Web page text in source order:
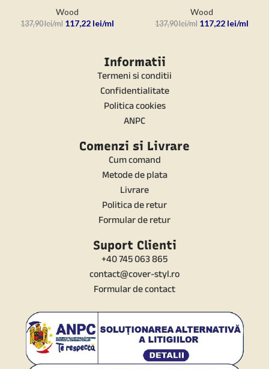
Wood
137,90lei 117,22 lei
Wood
137,90lei 117,22 lei
Informatii
Termeni si conditii
Confidentialitate
Politica cookies
ANPC
Comenzi si Livrare
Cum comand
Metode de plata
Livrare
Politica de retur
Formular de retur
Suport Clienti
+40 745 063 865
contact@cover-styl.ro
Formular de contact